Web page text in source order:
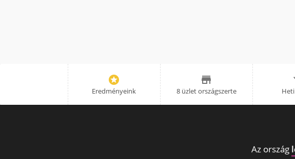

Eredményeink

8 üzlet országszerte
Az ország